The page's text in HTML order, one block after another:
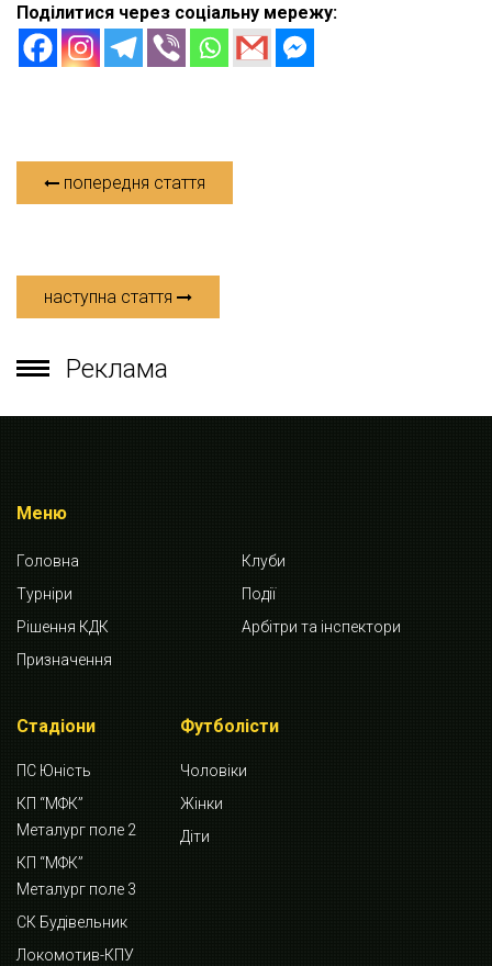
Поділитися через соціальну мережу:
попередня стаття
наступна стаття
Реклама
Меню
Головна
Клуби
Турніри
Події
Рішення КДК
Арбітри та інспектори
Призначення
Стадіони
ПС Юність
КП “МФК”
Металург поле 2
КП “МФК”
Металург поле 3
СК Будівельник
Локомотив-КПУ
Футболісти
Чоловіки
Жінки
Діти